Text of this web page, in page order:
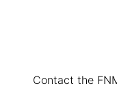
Contact the